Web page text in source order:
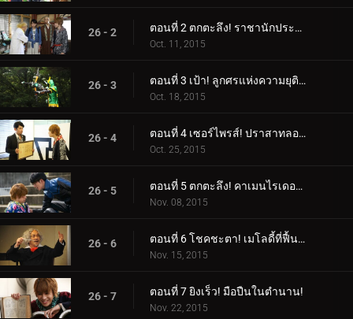
26 - 2 ตอนที่ 2 ตกตะลึง! ราชานักประดิษฐ์!
Oct. 11, 2015
26 - 3 ตอนที่ 3 เป้า! ลูกศรแห่งความยุติธรรม
Oct. 18, 2015
26 - 4 ตอนที่ 4 เซอร์ไพรส์! ปราสาทลอยฟ้า!
Oct. 25, 2015
26 - 5 ตอนที่ 5 ตกตะลึง! คาเมนไรเดอร์ผู้ลึกลับ!
Nov. 08, 2015
26 - 6 ตอนที่ 6 โชคชะตา! เมโลดี้ที่ฟื้นคืน!
Nov. 15, 2015
26 - 7 ตอนที่ 7 ยิงเร็ว! มือปืนในตำนาน!
Nov. 22, 2015